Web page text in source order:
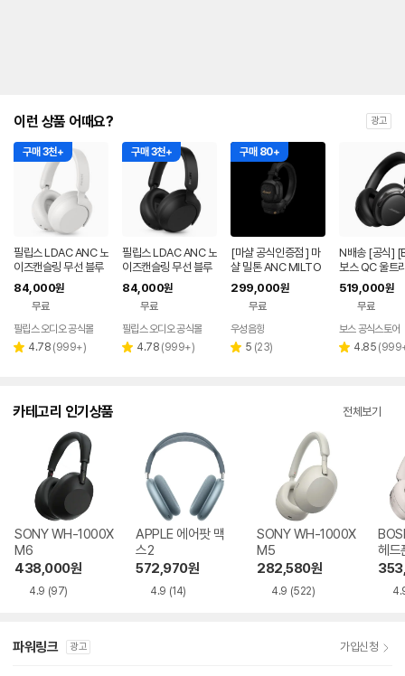
이런 상품 어때요? 광고
구매 3천+
필립스 LDAC ANC 노
이즈캔슬링 무선 블루
투스 헤드셋 TAH800
0
84,000원
무료
필립스 오디오 공식몰
별 4.78 리
(999+)
구매 3천+
필립스 LDAC ANC 노
이즈캔슬링 무선 블루
투스 헤드셋 TAH800
0
84,000원
무료
필립스 오디오 공식몰
별 4.78 리
(999+)
구매 80+
[마샬 공식인증점 ] 마
샬 밀톤 ANC MILTO
N A.N.C 블루투스 헤
드폰 / 소비코AV 정품
299,000원
무료
페이
우성음향
별 5 리
(23)
N배송 [공식]
보스 QC 울트
폰 2세대
519,000원
무료
보스 공식스토어
별 4.85 리
(
카테고리 인기상품 전체보기
SONY WH-1000X
M6
438,000원
4.9 (97)
APPLE 에어팟 맥
스2
572,970원
4.9 (14)
SONY WH-1000X
M5
282,580원
4.9 (522)
헤드
파워링크 광고 가입신청